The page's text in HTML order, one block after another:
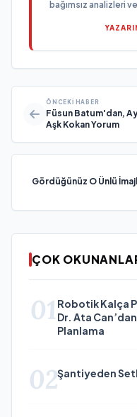
bağımsız analizleri
ÖNCEKI HABER
Füsun Batum'dan,
Aşk Kokan Yorum
Gördüğünüz O Ünlü
ÇOK
01 Robotik Kalça
Dr. Ata
Planlama
02Şantiyeden